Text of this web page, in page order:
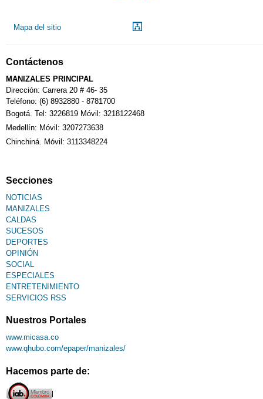
Calendario Tributario
Sudoku
Mapa del sitio
Contáctenos
MANIZALES PRINCIPAL
Dirección: Carrera 20 # 46- 35
Teléfono: (6) 8932880 - 8781700
Bogotá. Tel: 3226819 Móvil: 3218122468
Medellín: Móvil: 3207273638
Chinchiná. Móvil: 3113348224
Secciones
NOTICIAS
MANIZALES
CALDAS
SUCESOS
DEPORTES
OPINIÓN
SOCIAL
ESPECIALES
ENTRETENIMIENTO
SERVICIOS RSS
Nuestros Portales
www.micasa.co
www.qhubo.com/epaper/manizales/
Hacemos parte de: